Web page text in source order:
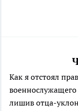
Как я отстоял
лишив отца-